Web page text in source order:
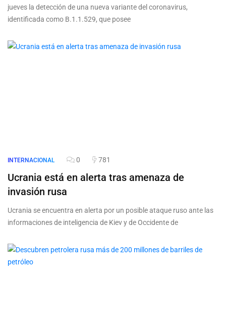
jueves la detección de una nueva variante del coronavirus,
identificada como B.1.1.529, que posee
INTERNACIONAL 0 781
Ucrania está en alerta tras amenaza de
invasión rusa
Ucrania se encuentra en alerta por un posible ataque ruso ante las
informaciones de inteligencia de Kiev y de Occidente de